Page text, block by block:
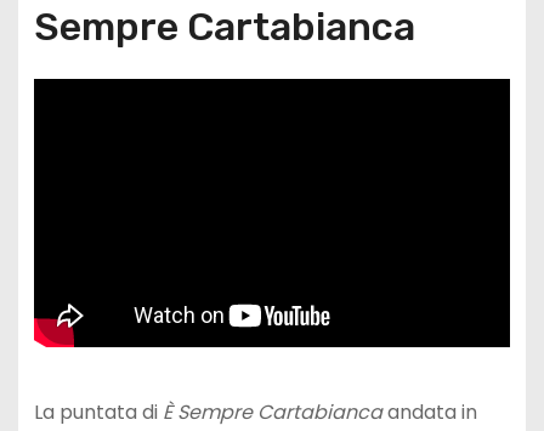
Sempre Cartabianca
La puntata di È Sempre Cartabiancaandata in